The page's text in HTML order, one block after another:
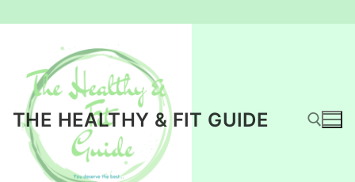
inhoud
THE HEALTHY & FIT GUIDE